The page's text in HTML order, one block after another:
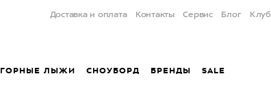
Доставка и оплата Контакты Сервис Блог Клуб
ГОРНЫЕ ЛЫЖИ СНОУБОРД БРЕНДЫ SALE